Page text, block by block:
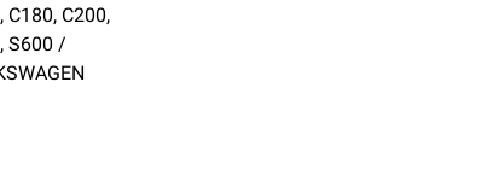
C180, C200,
S600 /